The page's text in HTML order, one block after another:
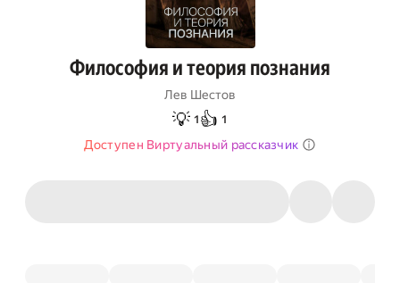
Философия и теория познания
Лев Шестов
💡 1 👍 1
Доступен Виртуальный рассказчик